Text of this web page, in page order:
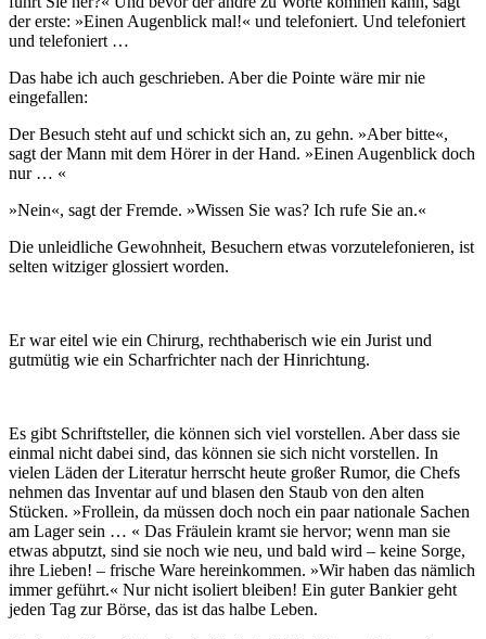
der erste: »Einen Augenblick mal!« und telefoniert. Und telefoniert
und telefoniert …
Das habe ich auch geschrieben. Aber die Pointe wäre mir nie
eingefallen:
Der Besuch steht auf und schickt sich an, zu gehn. »Aber bitte«,
sagt der Mann mit dem Hörer in der Hand. »Einen Augenblick doch
nur … «
»Nein«, sagt der Fremde. »Wissen Sie was? Ich rufe Sie an.«
Die unleidliche Gewohnheit, Besuchern etwas vorzutelefonieren, ist
selten witziger glossiert worden.
Er war eitel wie ein Chirurg, rechthaberisch wie ein Jurist und
gutmütig wie ein Scharfrichter nach der Hinrichtung.
Es gibt Schriftsteller, die können sich viel vorstellen. Aber dass sie
einmal nicht dabei sind, das können sie sich nicht vorstellen. In
vielen Läden der Literatur herrscht heute großer Rumor, die Chefs
nehmen das Inventar auf und blasen den Staub von den alten
Stücken. »Frollein, da müssen doch noch ein paar nationale Sachen
am Lager sein … « Das Fräulein kramt sie hervor; wenn man sie
etwas abputzt, sind sie noch wie neu, und bald wird – keine Sorge,
ihre Lieben! – frische Ware hereinkommen. »Wir haben das nämlich
immer geführt.« Nur nicht isoliert bleiben! Ein guter Bankier geht
jeden Tag zur Börse, das ist das halbe Leben.